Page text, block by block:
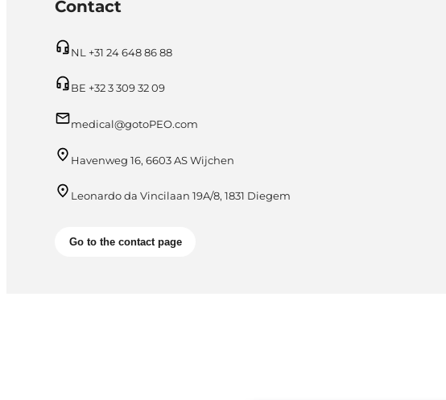
Contact
NL +31 24 648 86 88
BE +32 3 309 32 09
medical@gotoPEO.com
Havenweg 16, 6603 AS Wijchen
Leonardo da Vincilaan 19A/8, 1831 Diegem
Go to the contact page